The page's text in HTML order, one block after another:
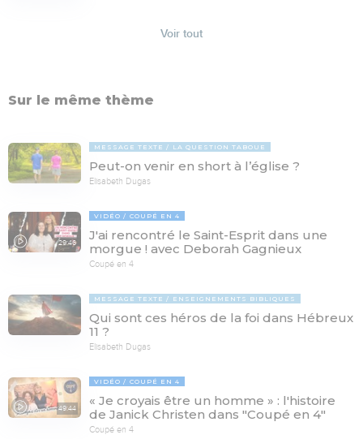
Voir tout
Sur le même thème
MESSAGE TEXTE LA QUESTION TABOUE
Peut-on venir en short à l’église ?
Elisabeth Dugas
29:46
VIDÉO COUPÉ EN 4
J'ai rencontré le Saint-Esprit dans une
morgue ! avec Deborah Gagnieux
Coupé en 4
MESSAGE TEXTE ENSEIGNEMENTS BIBLIQUES
Qui sont ces héros de la foi dans Hébreux
11 ?
Elisabeth Dugas
49:44
VIDÉO COUPÉ EN 4
« Je croyais être un homme » : l'histoire
de Janick Christen dans "Coupé en 4"
Coupé en 4